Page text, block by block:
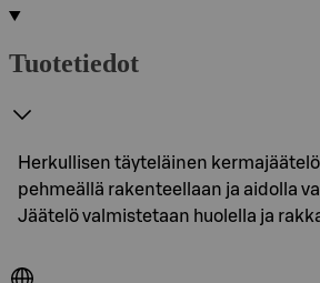
Tuotetiedot
Herkullisen täyteläinen
pehmeällä rakenteellaan ja aidolla
Jäätelö valmistetaan huolella ja